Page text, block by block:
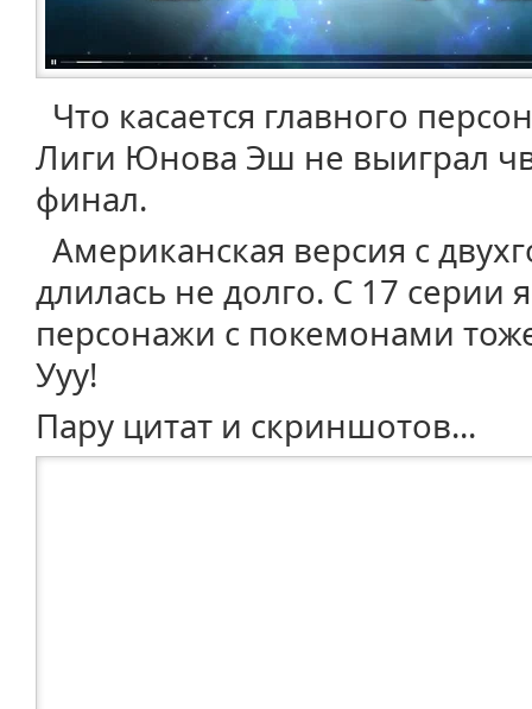
Что касается главного
Лиги Юнова Эш не выиграл
финал.
Американская версия с
длилась не долго. С 17 серии
персонажи с покемонами
Ууу!
Пару цитат и скриншотов...